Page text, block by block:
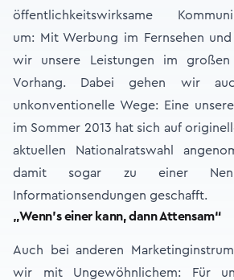
öffentlichkeitswirksame
um: Mit Werbung im Fernsehen
wir unsere Leistungen im
Vorhang. Dabei gehen wir
unkonventionelle Wege: Eine
im Sommer 2013 hat sich auf
aktuellen Nationalratswahl
damit sogar zu einer
Informationsendungen geschafft.
„Wenn’s einer kann, dann Attensam“
Auch bei anderen
wir mit Ungewöhnlichem: Für